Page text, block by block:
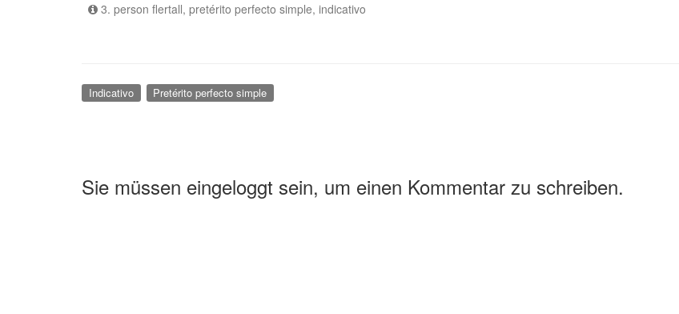
3. person flertall, pretérito perfecto simple, indicativo
Indicativo Pretérito perfecto simple
Sie müssen eingeloggt sein, um einen Kommentar zu schreiben.